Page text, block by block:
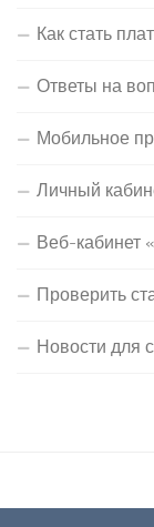
Как стать
Ответы на
Мобильное
Личный
Веб-кабинет
Проверить
Новости для